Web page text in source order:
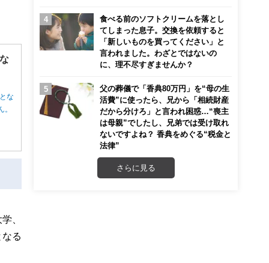
な
。
、
る
食べる前のソフトクリームを落とし
てしまった息子。交換を依頼すると
「新しいものを買ってください」と
言われました。わざとではないの
に、理不尽すぎませんか？
父の葬儀で「香典80万円」を“母の生
活費”に使ったら、兄から「相続財産
だから分けろ」と言われ困惑…“喪主
は母親”でしたし、兄弟では受け取れ
ないですよね？ 香典をめぐる“税金と
法律”
さらに見る